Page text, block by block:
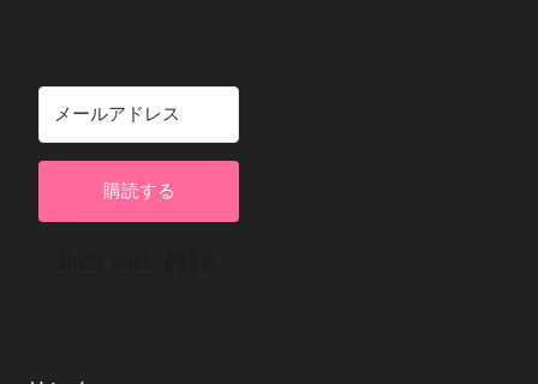
購読する